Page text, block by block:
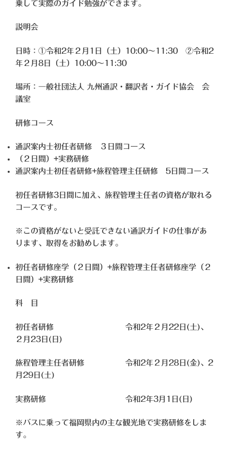
乗して実際のガイド勉強ができます。
説明会
日時：①令和2年２月1日（土）10:00～11:30 ②令和2
年２月8日（土）10:00～11:30
場所：一般社団法人 九州通訳・翻訳者・ガイド協会 会
議室
研修コース
通訳案内士初任者研修 ３日間コース
（２日間）+実務研修
通訳案内士初任者研修+旅程管理主任研修 5日間コース
初任者研修3日間に加え、旅程管理主任者の資格が取れる
コースです。
※この資格がないと受託できない通訳ガイドの仕事があ
ります、取得をお勧めします。
初任者研修座学（２日間）+旅程管理主任者研修座学（２
日間）+実務研修
科 目
初任者研修 令和2年２月22日(土)、
２月23日(日)
旅程管理主任者研修 令和2年２月28日(金)、2
月29日(土)
実務研修 令和2年3月1日(日)
※バスに乗って福岡県内の主な観光地で実務研修をしま
す。